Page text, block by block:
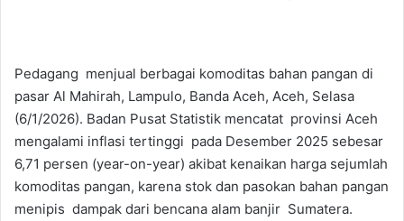
Pedagang menjual berbagai komoditas bahan pangan di
pasar Al Mahirah, Lampulo, Banda Aceh, Aceh, Selasa
(6/1/2026). Badan Pusat Statistik mencatat provinsi Aceh
mengalami inflasi tertinggi pada Desember 2025 sebesar
6,71 persen (year-on-year) akibat kenaikan harga sejumlah
komoditas pangan, karena stok dan pasokan bahan pangan
menipis dampak dari bencana alam banjir Sumatera.